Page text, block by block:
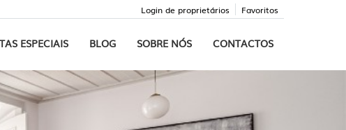
Favoritos
Login de proprietários
ESPECIAIS BLOG SOBRE NÓS CONTACTOS